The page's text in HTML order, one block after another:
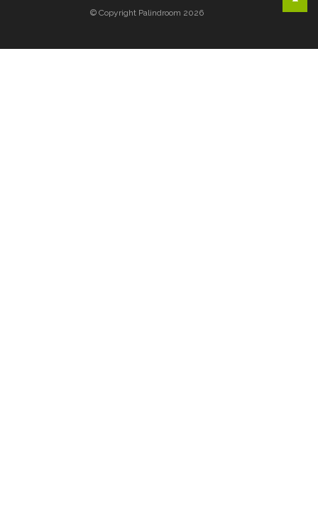
© Copyright Palindroom 2026